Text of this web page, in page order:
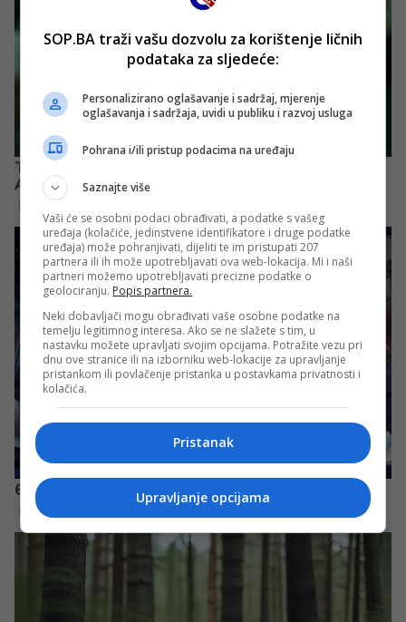
SOP.BA traži vašu dozvolu za korištenje ličnih
podataka za sljedeće:
Personalizirano oglašavanje i sadržaj, mjerenje
oglašavanja i sadržaja, uvidi u publiku i razvoj usluga
Pohrana i/ili pristup podacima na uređaju
Saznajte više
Vaši će se osobni podaci obrađivati, a podatke s vašeg
uređaja (kolačiće, jedinstvene identifikatore i druge podatke
uređaja) može pohranjivati, dijeliti te im pristupati 207
partnera ili ih može upotrebljavati ova web-lokacija. Mi i naši
partneri možemo upotrebljavati precizne podatke o
geolociranju. Popis partnera.
Neki dobavljači mogu obrađivati vaše osobne podatke na
temelju legitimnog interesa. Ako se ne slažete s tim, u
nastavku možete upravljati svojim opcijama. Potražite vezu pri
dnu ove stranice ili na izborniku web-lokacije za upravljanje
pristankom ili povlačenje pristanka u postavkama privatnosti i
kolačića.
Pristanak
Upravljanje opcijama